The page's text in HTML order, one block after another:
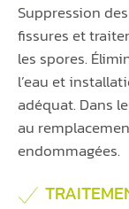
Suppression
fissures et
les spores.
l’eau et
adéquat. Dans
au
endommagées.